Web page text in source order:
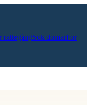
rättegångSök domarFör